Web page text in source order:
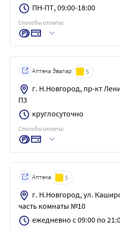
ПН-ПТ, 09:00-18:00
Способы оплаты:
Аптека Эвалар 5
г. Н.Новгород, пр-кт
П3
круглосуточно
Способы оплаты:
Аптека 5
г. Н.Новгород, ул.
часть комнаты №10
ежедневно с 09:00 по